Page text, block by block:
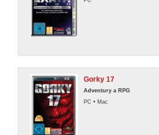
Gorky 17
Adventury a RPG
PC • Mac